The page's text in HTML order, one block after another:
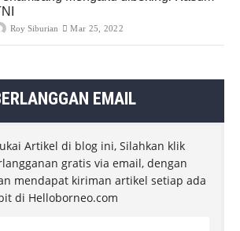
Roy Siburian Mar 25, 2022
EMAIL
Artikel di blog ini, Silahkan klik
gratis via email, dengan
mendapat kiriman artikel setiap ada
di Helloborneo.com